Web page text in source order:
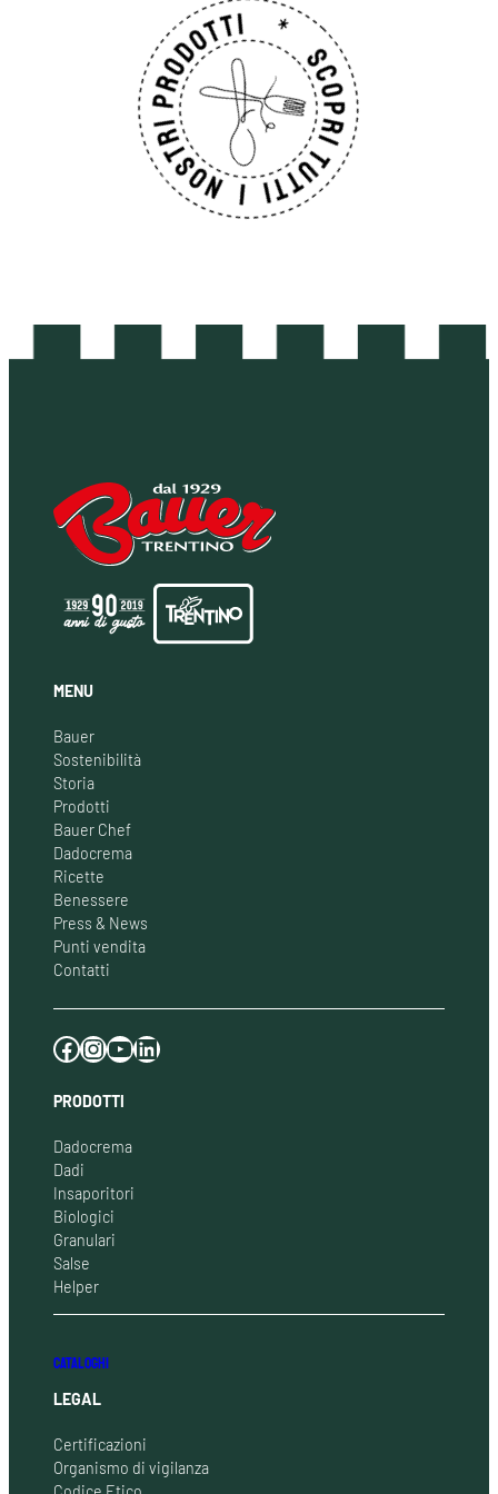
MENU
Bauer
Sostenibilità
Storia
Prodotti
Bauer Chef
Dadocrema
Ricette
Benessere
Press & News
Punti vendita
Contatti
Facebook Instagram YouTube LinkedIn
PRODOTTI
Dadocrema
Dadi
Insaporitori
Biologici
Granulari
Salse
Helper
CATALOGHI
LEGAL
Certificazioni
Organismo di vigilanza